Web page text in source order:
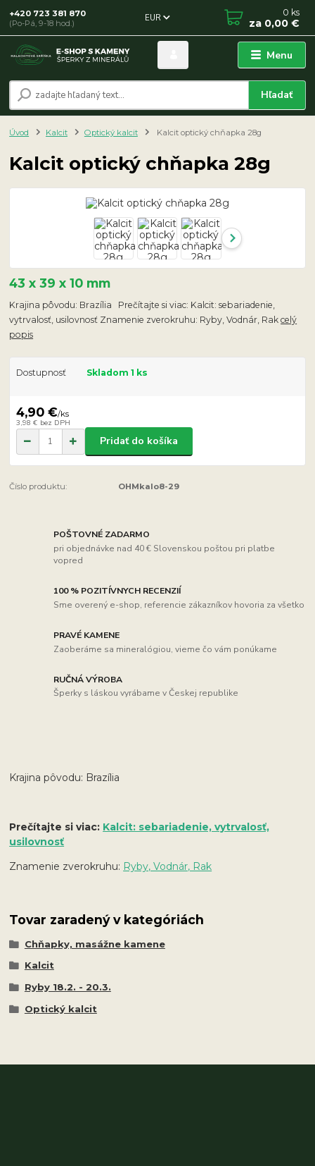
Menu
EUR
Hľadať
+420 723 381 870
(Po-Pá, 9-18 hod.)
0 ks
za 0,00 €
Úvod Kalcit Optický kalcit Kalcit optický chňapka 28g
Kalcit optický chňapka 28g
43 x 39 x 10 mm
Krajina pôvodu: Brazília Prečítajte si viac: Kalcit: sebariadenie,
vytrvalosť, usilovnosť Znamenie zverokruhu: Ryby, Vodnár, Rakcelý
popis
Dostupnosť Skladom 1 ks
4,90 €/ks
3,98 € bez DPH
Pridať do košíka
Číslo produktu: OHMkalo8-29
POŠTOVNÉ ZADARMO
pri objednávke nad 40 € Slovenskou poštou pri platbe
vopred
100 % POZITÍVNYCH RECENZIÍ
Sme overený e-shop, referencie zákazníkov hovoria za všetko
PRAVÉ KAMENE
Zaoberáme sa mineralógiou, vieme čo vám ponúkame
RUČNÁ VÝROBA
Šperky s láskou vyrábame v Českej republike
Krajina pôvodu: Brazília
Prečítajte si viac: Kalcit: sebariadenie, vytrvalosť,
usilovnosť
Znamenie zverokruhu: Ryby, Vodnár, Rak
Tovar zaradený v kategóriách
Chňapky, masážne kamene
Kalcit
Ryby 18.2. - 20.3.
Optický kalcit